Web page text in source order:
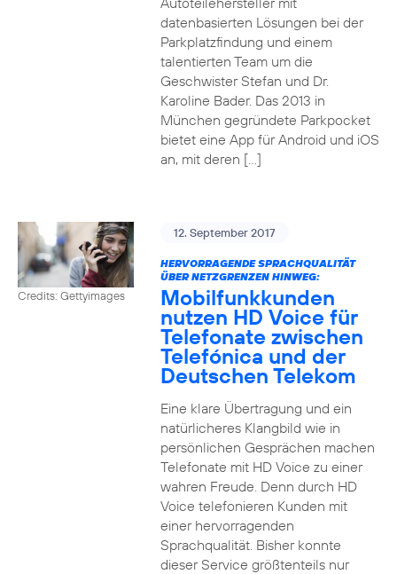
datenbasierten Lösungen bei der
Parkplatzfindung und einem
talentierten Team um die
Geschwister Stefan und Dr.
Karoline Bader. Das 2013 in
München gegründete Parkpocket
bietet eine App für Android und iOS
an, mit deren […]
Credits: Gettyimages
12. September 2017
HERVORRAGENDE SPRACHQUALITÄT
ÜBER NETZGRENZEN HINWEG:
Mobilfunkkunden
nutzen HD Voice für
Telefonate zwischen
Telefónica und der
Deutschen Telekom
Eine klare Übertragung und ein
natürlicheres Klangbild wie in
persönlichen Gesprächen machen
Telefonate mit HD Voice zu einer
wahren Freude. Denn durch HD
Voice telefonieren Kunden mit
einer hervorragenden
Sprachqualität. Bisher konnte
dieser Service größtenteils nur